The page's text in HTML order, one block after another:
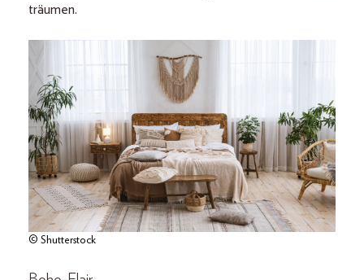
träumen.
© Shutterstock